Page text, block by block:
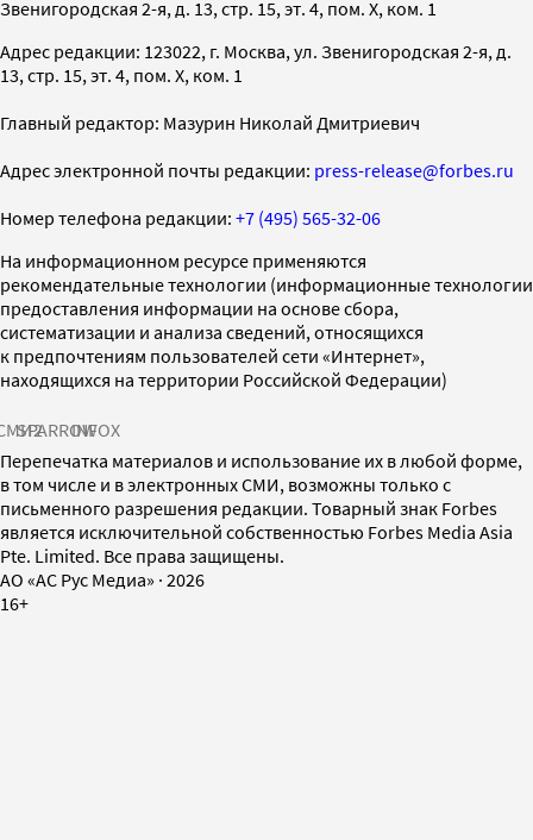
Звенигородская 2-я, д. 13, стр. 15, эт. 4, пом. X, ком. 1
Адрес редакции: 123022, г. Москва, ул. Звенигородская 2-я, д.
13, стр. 15, эт. 4, пом. X, ком. 1
Главный редактор: Мазурин Николай Дмитриевич
Адрес электронной почты редакции: press-release@forbes.ru
Номер телефона редакции: +7 (495) 565-32-06
На информационном ресурсе применяются
рекомендательные технологии (информационные технологии
предоставления информации на основе сбора,
систематизации и анализа сведений, относящихся
к предпочтениям пользователей сети «Интернет»,
находящихся на территории Российской Федерации)
SPARROWINFOX
Перепечатка материалов и использование их в любой форме,
в том числе и в электронных СМИ, возможны только с
письменного разрешения редакции. Товарный знак Forbes
является исключительной собственностью Forbes Media Asia
Pte. Limited. Все права защищены.
AO «АС Рус Медиа» · 2026
16+